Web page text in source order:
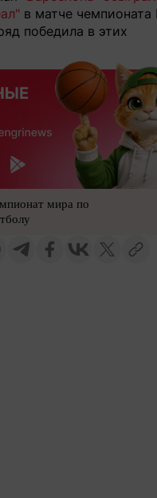
в матче чемпионата
победила в этих
мира по